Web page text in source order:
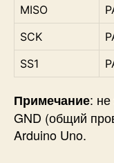
MISO
SCK
SS1
Примечание: не
GND (общий
Arduino Uno.